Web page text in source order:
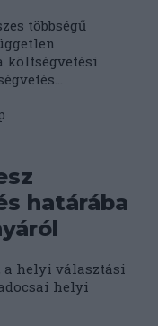
többségű
költségvetési
határába
a helyi választási
helyi